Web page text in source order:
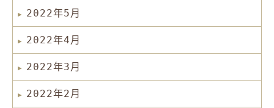
2022年5月
2022年4月
2022年3月
2022年2月